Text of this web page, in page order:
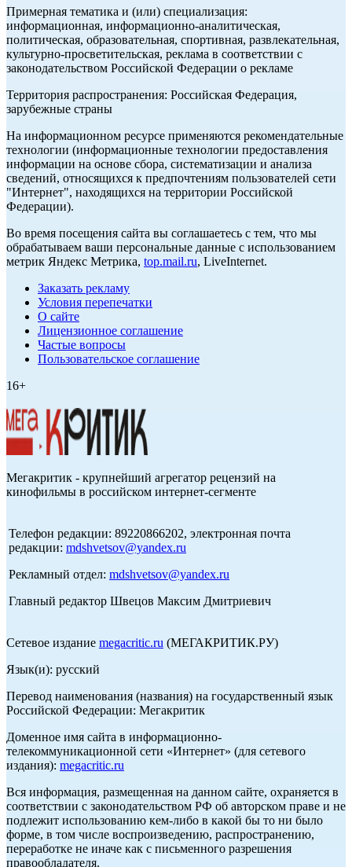
Примерная тематика и (или) специализация:
информационная, информационно-аналитическая,
политическая, образовательная, спортивная, развлекательная,
культурно-просветительская, реклама в соответствии с
законодательством Российской Федерации о рекламе
Территория распространения: Российская Федерация,
зарубежные страны
На информационном ресурсе применяются рекомендательные
технологии (информационные технологии предоставления
информации на основе сбора, систематизации и анализа
сведений, относящихся к предпочтениям пользователей сети
"Интернет", находящихся на территории Российской
Федерации).
Во время посещения сайта вы соглашаетесь с тем, что мы
обрабатываем ваши персональные данные с использованием
метрик Яндекс Метрика, top.mail.ru, LiveInternet.
Заказать рекламу
Условия перепечатки
О сайте
Лицензионное соглашение
Частые вопросы
Пользовательское соглашение
16+
Мегакритик - крупнейший агрегатор рецензий на
кинофильмы в российском интернет-сегменте
Телефон редакции: 89220866202, электронная почта
редакции: mdshvetsov@yandex.ru
Рекламный отдел: mdshvetsov@yandex.ru
Главный редактор Швецов Максим Дмитриевич
Сетевое издание megacritic.ru (МЕГАКРИТИК.РУ)
Язык(и): русский
Перевод наименования (названия) на государственный язык
Российской Федерации: Мегакритик
Доменное имя сайта в информационно-
телекоммуникационной сети «Интернет» (для сетевого
издания): megacritic.ru
Вся информация, размещенная на данном сайте, охраняется в
соответствии с законодательством РФ об авторском праве и не
подлежит использованию кем-либо в какой бы то ни было
форме, в том числе воспроизведению, распространению,
переработке не иначе как с письменного разрешения
правообладателя.